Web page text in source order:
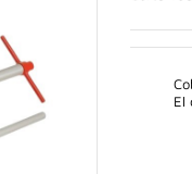
El